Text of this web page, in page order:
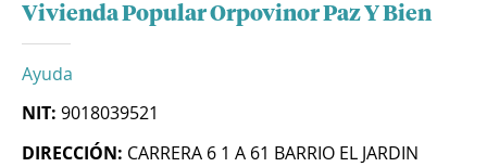
Vivienda Popular Orpovinor Paz Y Bien
Ayuda
NIT: 9018039521
DIRECCIÓN: CARRERA 6 1 A 61 BARRIO EL JARDIN